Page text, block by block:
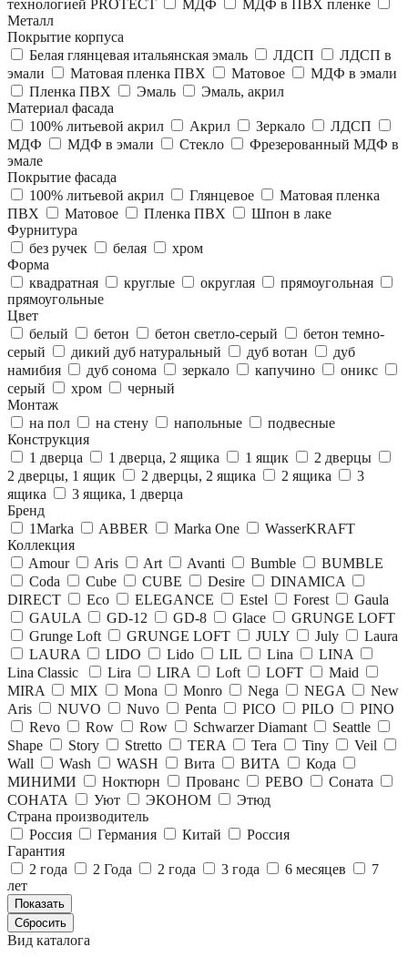
технологией PROTECT МДФ
МДФ в ПВХ пленке
Металл
Покрытие корпуса
Белая глянцевая итальянская эмаль
ЛДСП
ЛДСП в
эмали
Матовая пленка ПВХ Матовое
МДФ в эмали
Пленка ПВХ
Эмаль
Эмаль, акрил
Материал фасада
100% литьевой акрил
Акрил Зеркало
ЛДСП
МДФ
МДФ в эмали Стекло
Фрезерованный МДФ в
эмале
Покрытие фасада
100% литьевой акрил
Глянцевое
Матовая пленка
ПВХ
Матовое Пленка ПВХ
Шпон в лаке
Фурнитура
без ручек
белая
хром
Форма
квадратная
круглые округлая
прямоугольная
прямоугольные
Цвет
белый
бетон бетон светло-серый
бетон темно-
серый
дикий дуб натуральный дуб вотан
дуб
намибия
дуб сонома зеркало капучино
оникс
серый
хром
черный
Монтаж
на пол
на стену напольные
подвесные
Конструкция
1 дверца
1 дверца, 2 ящика 1 ящик
2 дверцы
2 дверцы, 1 ящик
2 дверцы, 2 ящика 2 ящика
3
ящика
3 ящика, 1 дверца
Бренд
1Marka
ABBER Marka One
WasserKRAFT
Коллекция
Amour
Aris Art Avanti Bumble
BUMBLE
Coda
Cube CUBE Desire
DINAMICA
DIRECT
Eco ELEGANCE Estel Forest
Gaula
GAULA
GD-12 GD-8 Glace
GRUNGE LOFT
Grunge Loft
GRUNGE LOFT JULY July
Laura
LAURA
LIDO Lido LIL Lina
LINA
Lina Classic
Lira LIRA Loft LOFT
Maid
MIRA
MIX Mona Monro Nega NEGA
New
Aris
NUVO Nuvo Penta PICO PILO
PINO
Revo
Row Row Schwarzer Diamant
Seattle
Shape
Story Stretto TERA Tera Tiny
Veil
Wall
Wash WASH Вита ВИТА
Кода
МИНИМИ
Ноктюрн Прованс РЕВО
Соната
СОНАТА
Уют ЭКОНОМ
Этюд
Страна производитель
Россия
Германия Китай
Россия
Гарантия
2 года
2 Года 2 года 3 года 6 месяцев
7
лет
Вид каталога